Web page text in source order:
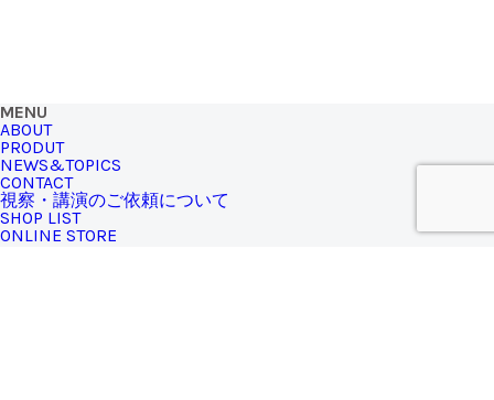
MENU
ABOUT
PRODUT
NEWS&TOPICS
CONTACT
視察・講演のご依頼について
SHOP LIST
ONLINE STORE